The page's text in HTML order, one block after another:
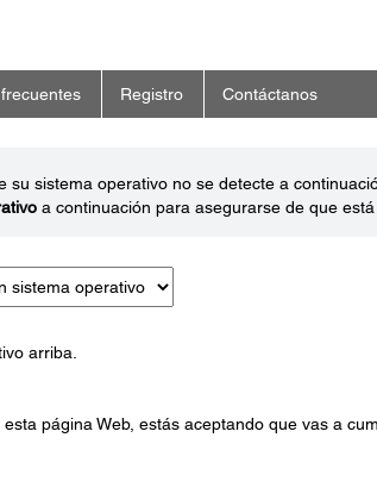
Registro Contáctanos
su sistema operativo no se detecte a
a continuación para asegurarse de que
arriba.
página Web, estás aceptando que vas a